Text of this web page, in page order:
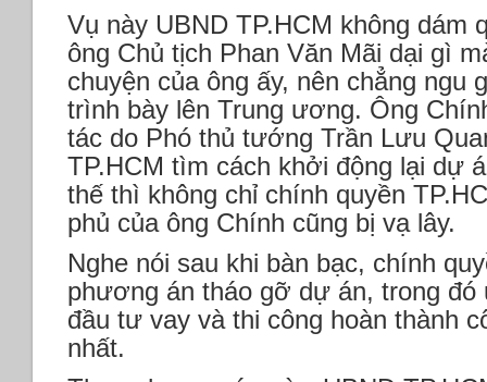
Vụ này UBND TP.HCM không dám
ông Chủ tịch Phan Văn Mãi dại gì
chuyện của ông ấy, nên chẳng ngu
trình bày lên Trung ương. Ông
tác do Phó thủ tướng Trần Lưu
TP.HCM tìm cách khởi động lại dự
thế thì không chỉ chính quyền
phủ của ông Chính cũng bị vạ lây.
Nghe nói sau khi bàn bạc, chính
phương án tháo gỡ dự án, trong đó
đầu tư vay và thi công hoàn thành
nhất.